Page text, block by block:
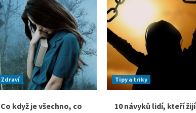
Zdraví
Co když je všechno, co
Tipy a triky
10 návyků lidí, kteří žijí